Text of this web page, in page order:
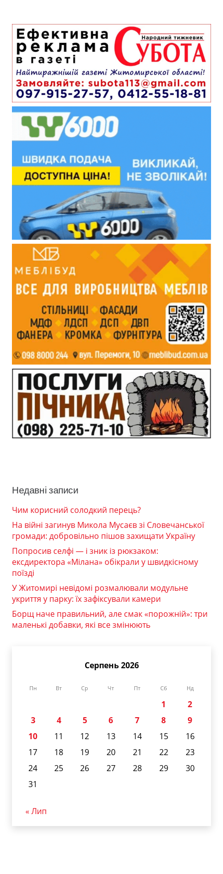
Недавні записи
Чим корисний солодкий перець?
На війні загинув Микола Мусаєв зі Словечанської
громади: добровільно пішов захищати Україну
Попросив селфі — і зник із рюкзаком:
ексдиректора «Мілана» обікрали у швидкісному
поїзді
У Житомирі невідомі розмалювали модульне
укриття у парку: їх зафіксували камери
Борщ наче правильний, але смак «порожній»: три
маленькі добавки, які все змінюють
Серпень 2026
Пн Вт Ср Чт Пт Сб Нд
1
2
3
4 5 6 7 8
9
10
11 12 13 14 15
16
17
18 19 20 21 22
23
24
25 26 27 28 29
30
31
« Лип